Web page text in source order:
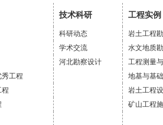
技术科研 工程实例
科研动态
岩土工程
学术交流
水文地质
河北勘察设计
工程测量
秀工程
地基与基
程
岩土工程
矿山工程